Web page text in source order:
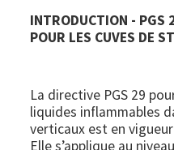
INTRODUCTION - PGS
POUR LES CUVES DE
La directive PGS 29
liquides inflammables
verticaux est en
Elle s’applique au